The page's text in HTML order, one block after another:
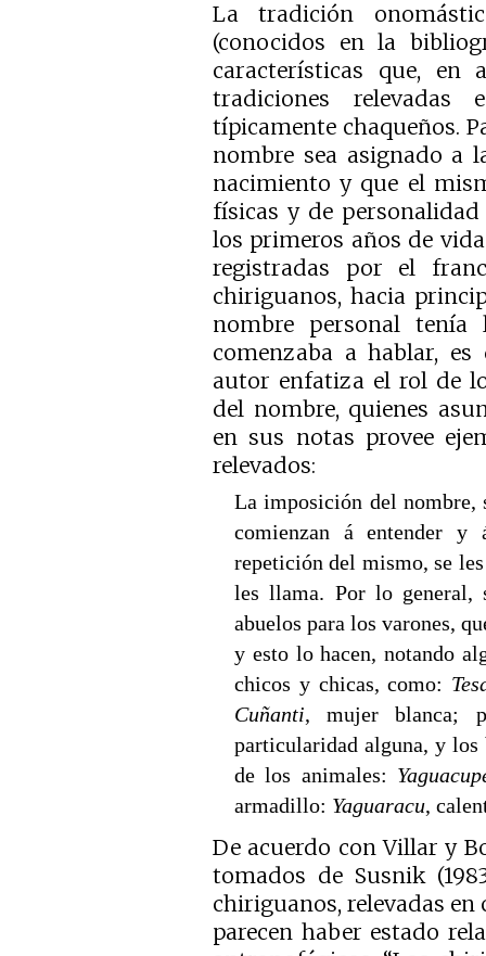
La tradición
(conocidos en la
características que,
tradiciones
típicamente chaqueños.
nombre sea asignado a
nacimiento y que el
físicas y de
los primeros años de
registradas por el
chiriguanos, hacia
nombre personal
comenzaba a hablar,
autor enfatiza el rol de
del nombre, quienes
en sus notas provee
relevados:
La imposición del nombre,
comienzan á entender y
repetición del mismo, se
les llama. Por lo general,
abuelos para los varones,
y esto lo hacen, notando
chicos y chicas, como:
Cuñanti, mujer blanca;
particularidad alguna, y
de los animales:
armadillo: Yaguaracu,
De acuerdo con Villar y
tomados de Susnik
chiriguanos, relevadas
parecen haber estado